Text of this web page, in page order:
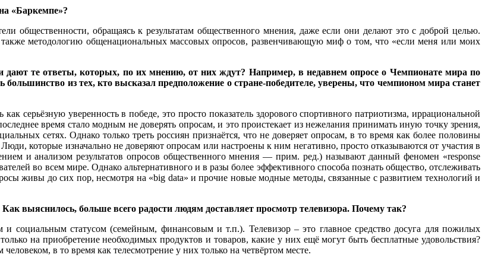
«Баркемпе»?
общественности, обращаясь к результатам общественного мнения, даже если они делают это с доброй целью.
также методологию общенациональных массовых опросов, развенчивающую миф о том, что «если меня или моих
те ответы, которых, по их мнению, от них ждут? Например, в недавнем опросе о Чемпионате мира по
большинство из тех, кто высказал предположение о стране-победителе, уверены, что чемпионом мира станет
серьёзную уверенность в победе, это просто показатель здорового спортивного патриотизма, иррациональной
время стало модным не доверять опросам, и это проистекает из нежелания принимать иную точку зрения,
сетях. Однако только треть россиян признаётся, что не доверяет опросам, в то время как более половины
которые изначально не доверяют опросам или настроены к ним негативно, просто отказываются от участия в
и анализом результатов опросов общественного мнения — прим. ред.) называют данный феномен «response
во всем мире. Однако альтернативного и в разы более эффективного способа познать общество, отслеживать
живы до сих пор, несмотря на «big data» и прочие новые модные методы, связанные с развитием технологий и
выяснилось, больше всего радости людям доставляет просмотр телевизора. Почему так?
социальным статусом (семейным, финансовым и т.п.). Телевизор – это главное средство досуга для пожилых
на приобретение необходимых продуктов и товаров, какие у них ещё могут быть бесплатные удовольствия?
в то время как телесмотрение у них только на четвёртом месте.